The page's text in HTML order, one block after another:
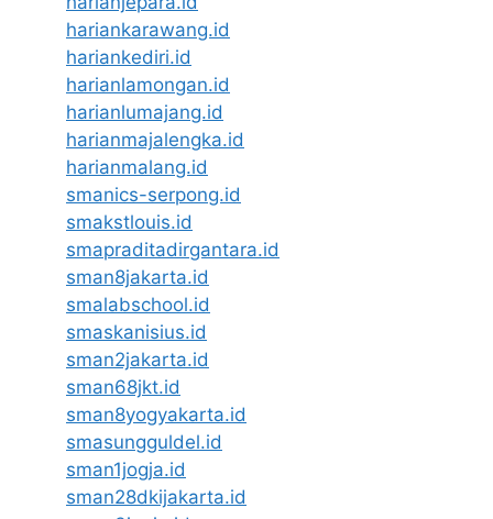
hariankarawang.id
hariankediri.id
harianlamongan.id
harianlumajang.id
harianmajalengka.id
harianmalang.id
smanics-serpong.id
smakstlouis.id
smapraditadirgantara.id
sman8jakarta.id
smalabschool.id
smaskanisius.id
sman2jakarta.id
sman68jkt.id
sman8yogyakarta.id
smasungguldel.id
sman1jogja.id
sman28dkijakarta.id